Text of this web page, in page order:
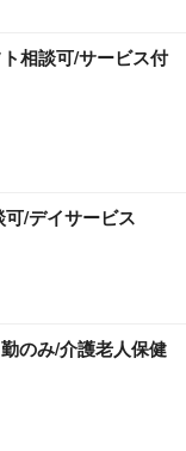
相談可/サービス付
可/デイサービス
のみ/介護老人保健